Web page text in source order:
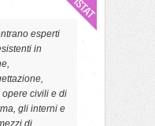
esperti
in
civili e di
gli interni e